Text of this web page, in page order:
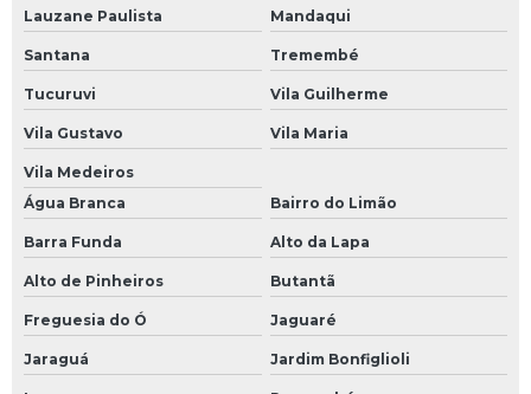
Quadro elétrico para piscina
Quadro elétrico para piscinas com disjuntor para motor e timer
Quadro geral de baixa tensão
Quadro geral de baixa tensão preço
Quadro geral de distribuição de baixa tensão
Quadro para motor elétrico
Quadro para piscina
Lauzane Paulista Mandaqui
Santana Tremembé
Tucuruvi Vila Guilherme
Vila Gustavo Vila Maria
Vila Medeiros
Água Branca
Bairro do Limão
Barra Funda Alto da Lapa
Alto de Pinheiros Butantã
Freguesia do Ó Jaguaré
Jaraguá Jardim Bonfiglioli